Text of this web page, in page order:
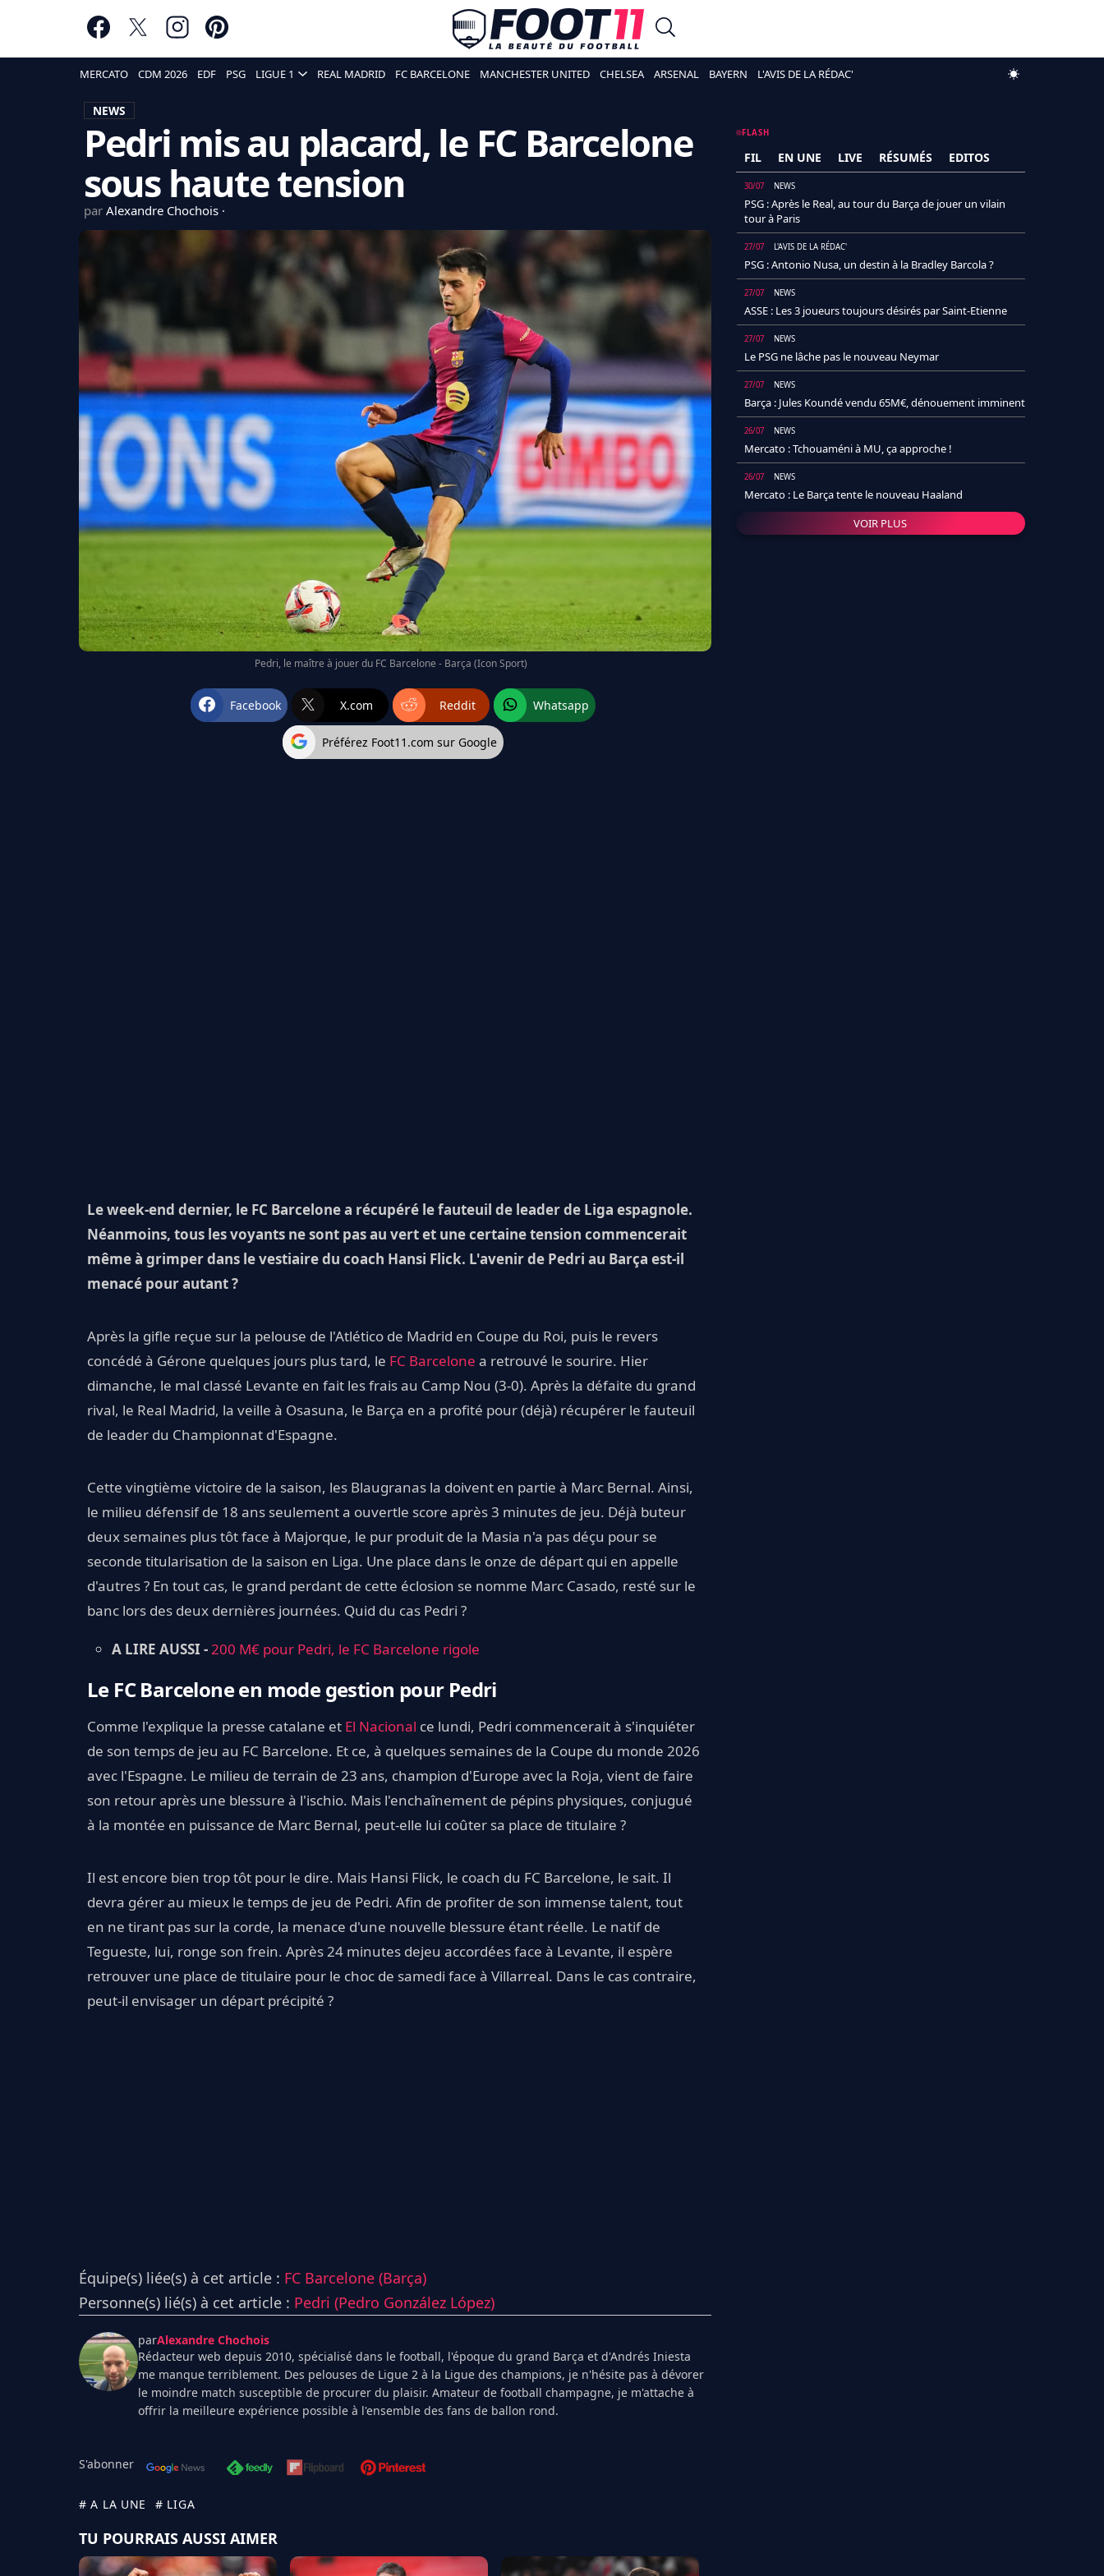
MERCATO CDM 2026 EDF PSG LIGUE 1 REAL MADRID FC BARCELONE MANCHESTER UNITED CHELSEA ARSENAL BAYERN L'AVIS DE LA RÉDAC'
NEWS
Pedri mis au placard, le FC Barcelone
sous haute tension
par Alexandre Chochois
Pedri, le maître à jouer du FC Barcelone - Barça (Icon Sport)
Facebook X.com Reddit Whatsapp
Préférez Foot11.com sur Google
Le week-end dernier, le FC Barcelone a récupéré le fauteuil de leader de Liga espagnole.
Néanmoins, tous les voyants ne sont pas au vert et une certaine tension commencerait
même à grimper dans le vestiaire du coach Hansi Flick. L'avenir de Pedri au Barça est-il
menacé pour autant ?
Après la gifle reçue sur la pelouse de l'Atlético de Madrid en Coupe du Roi, puis le revers
concédé à Gérone quelques jours plus tard, le FC Barcelone a retrouvé le sourire. Hier
dimanche, le mal classé Levante en fait les frais au Camp Nou (3-0). Après la défaite du grand
rival, le Real Madrid, la veille à Osasuna, le Barça en a profité pour (déjà) récupérer le fauteuil
de leader du Championnat d'Espagne.
Cette vingtième victoire de la saison, les Blaugranas la doivent en partie à Marc Bernal. Ainsi,
le milieu défensif de 18 ans seulement a ouvertle score après 3 minutes de jeu. Déjà buteur
deux semaines plus tôt face à Majorque, le pur produit de la Masia n'a pas déçu pour se
seconde titularisation de la saison en Liga. Une place dans le onze de départ qui en appelle
d'autres ? En tout cas, le grand perdant de cette éclosion se nomme Marc Casado, resté sur le
banc lors des deux dernières journées. Quid du cas Pedri ?
A LIRE AUSSI -200 M€ pour Pedri, le FC Barcelone rigole
Le FC Barcelone en mode gestion pour Pedri
Comme l'explique la presse catalane et El Nacional ce lundi, Pedri commencerait à s'inquiéter
de son temps de jeu au FC Barcelone. Et ce, à quelques semaines de la Coupe du monde 2026
avec l'Espagne. Le milieu de terrain de 23 ans, champion d'Europe avec la Roja, vient de faire
son retour après une blessure à l'ischio. Mais l'enchaînement de pépins physiques, conjugué
à la montée en puissance de Marc Bernal, peut-elle lui coûter sa place de titulaire ?
Il est encore bien trop tôt pour le dire. Mais Hansi Flick, le coach du FC Barcelone, le sait. Il
devra gérer au mieux le temps de jeu de Pedri. Afin de profiter de son immense talent, tout
en ne tirant pas sur la corde, la menace d'une nouvelle blessure étant réelle. Le natif de
Tegueste, lui, ronge son frein. Après 24 minutes dejeu accordées face à Levante, il espère
retrouver une place de titulaire pour le choc de samedi face à Villarreal. Dans le cas contraire,
peut-il envisager un départ précipité ?
Équipe(s) liée(s) à cet article : FC Barcelone (Barça)
Personne(s) lié(s) à cet article : Pedri (Pedro González López)
parAlexandre Chochois
Rédacteur web depuis 2010, spécialisé dans le football, l'époque du grand Barça et d'Andrés Iniesta
me manque terriblement. Des pelouses de Ligue 2 à la Ligue des champions, je n'hésite pas à dévorer
le moindre match susceptible de procurer du plaisir. Amateur de football champagne, je m'attache à
offrir la meilleure expérience possible à l'ensemble des fans de ballon rond.
S'abonner
# A LA UNE # LIGA
TU POURRAIS AUSSI AIMER
FLASH
FIL EN UNE LIVE RÉSUMÉS EDITOS
30/07 NEWS
PSG : Après le Real, au tour du Barça de jouer un vilain
tour à Paris
27/07 L'AVIS DE LA RÉDAC'
PSG : Antonio Nusa, un destin à la Bradley Barcola ?
27/07 NEWS
ASSE : Les 3 joueurs toujours désirés par Saint-Etienne
27/07 NEWS
Le PSG ne lâche pas le nouveau Neymar
27/07 NEWS
Barça : Jules Koundé vendu 65M€, dénouement imminent
26/07 NEWS
Mercato : Tchouaméni à MU, ça approche !
26/07 NEWS
Mercato : Le Barça tente le nouveau Haaland
VOIR PLUS